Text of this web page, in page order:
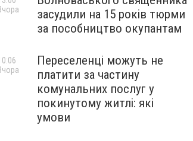
засудили на 15 років тюрми
за пособництво окупантам
Переселенці можуть не
платити за частину
комунальних послуг у
покинутому житлі: які
умови